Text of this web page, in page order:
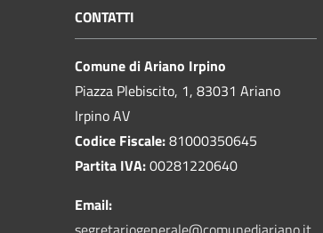
CONTATTI
Comune di Ariano Irpino
Piazza Plebiscito, 1, 83031 Ariano
Irpino AV
Codice Fiscale:81000350645
Partita IVA:00281220640
Email: